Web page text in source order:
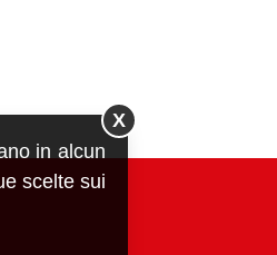
in alcun
scelte sui
X